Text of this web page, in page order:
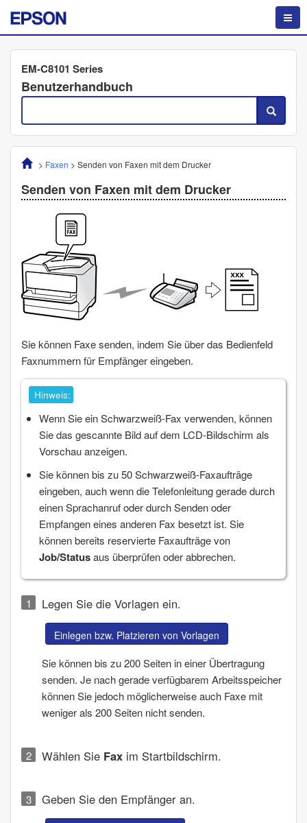
EM-C8101 Series
Benutzerhandbuch
> Faxen > Senden von Faxen mit dem Drucker
Senden von Faxen mit dem Drucker
Sie können Faxe senden, indem Sie über das Bedienfeld
Faxnummern für Empfänger eingeben.
Hinweis:
Wenn Sie ein Schwarzweiß-Fax verwenden, können
Sie das gescannte Bild auf dem LCD-Bildschirm als
Vorschau anzeigen.
Sie können bis zu 50 Schwarzweiß-Faxaufträge
eingeben, auch wenn die Telefonleitung gerade durch
einen Sprachanruf oder durch Senden oder
Empfangen eines anderen Fax besetzt ist. Sie
können bereits reservierte Faxaufträge von
Job/Statusaus überprüfen oder abbrechen.
Legen Sie die Vorlagen ein.
Einlegen bzw. Platzieren von Vorlagen
Sie können bis zu200Seiten in einer Übertragung
senden. Je nach gerade verfügbarem Arbeitsspeicher
können Sie jedoch möglicherweise auch Faxe mit
weniger als 200Seiten nicht senden.
Wählen Sie Fax im Startbildschirm.
Geben Sie den Empfänger an.